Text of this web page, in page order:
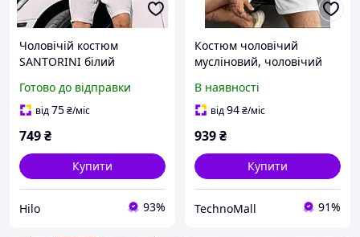
Чоловічій костюм
SANTORINI білий
шорти і сорочка із
натуральної тканини
чоловіків
Готово до відправки
від75₴/міс
749₴
Купити
Hilo 93%
Костюм чоловічий
мусліновий, чоловічий
шорти чоловічий літній
костюм Білий, 50-52
В наявності
від94₴/міс
939₴
Купити
TechnoMall 91%